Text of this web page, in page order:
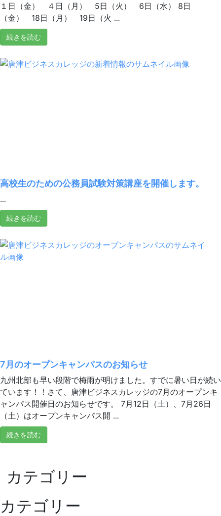
１日（金） ４日（月） 5日（火） 6日（水） 8日
（金） 18日（月） 19日（火 ...
続きを読む
高校生のための公務員試験対策講座を開催します。
...
続きを読む
7月のオープンキャンパスのお知らせ
九州北部も早い段階で梅雨が明けました。すでに暑い日が続い
ています！！さて、唐津ビジネスカレッジの7月のオープンキ
ャンパス開催日のお知らせです。 7月12日（土）、7月26日
（土）はオープンキャンパス開 ...
続きを読む
カテゴリー
カテゴリー